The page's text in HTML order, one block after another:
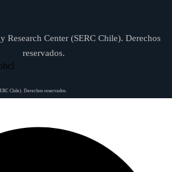
Research Center (SERC Chile). Derechos
reservados.
Chile). Derechos reservados.